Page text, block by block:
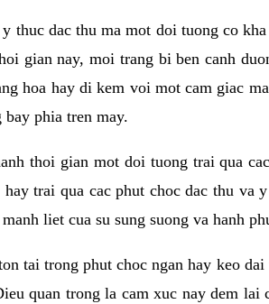
thuc dac thu ma mot doi tuong co
gian nay, moi trang bi ben canh
hoa hay di kem voi mot cam giac
bay phia tren may.
thoi gian mot doi tuong trai qua
trai qua cac phut choc dac thu va
liet cua su sung suong va hanh
tai trong phut choc ngan hay keo
quan trong la cam xuc nay dem